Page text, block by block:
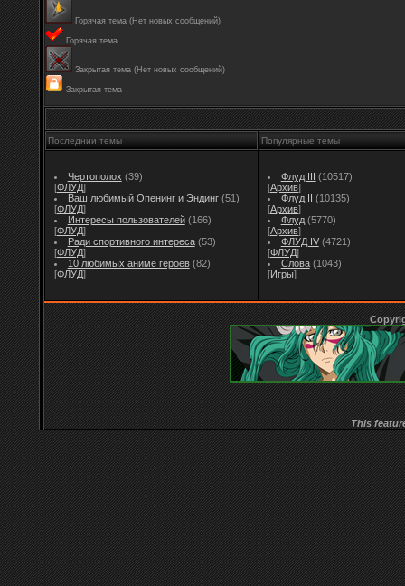
Горячая тема (Нет новых сообщений)
Горячая тема
Закрытая тема (Нет новых сообщений)
Закрытая тема
Последнии темы Популярные темы
Чертополох (39)
[ФЛУД]
Ваш любимый Опенинг и Эндинг (51)
[ФЛУД]
Интересы пользователей (166)
[ФЛУД]
Ради спортивного интереса (53)
[ФЛУД]
10 любимых аниме героев (82)
[ФЛУД]
Флуд III (10517)
[Архив]
Флуд II (10135)
[Архив]
Флуд (5770)
[Архив]
ФЛУД IV (4721)
[ФЛУД]
Слова (1043)
[Игры]
This